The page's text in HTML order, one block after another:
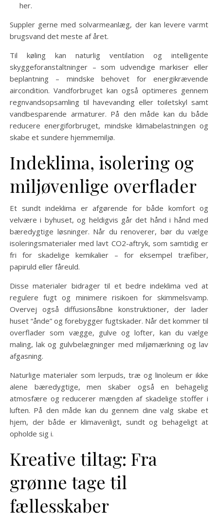
her.
Suppler gerne med solvarmeanlæg, der kan levere varmt
brugsvand det meste af året.
Til køling kan naturlig ventilation og intelligente
skyggeforanstaltninger – som udvendige markiser eller
beplantning – mindske behovet for energikrævende
aircondition. Vandforbruget kan også optimeres gennem
regnvandsopsamling til havevanding eller toiletskyl samt
vandbesparende armaturer. På den måde kan du både
reducere energiforbruget, mindske klimabelastningen og
skabe et sundere hjemmemiljø.
Indeklima, isolering og
miljøvenlige overflader
Et sundt indeklima er afgørende for både komfort og
velvære i byhuset, og heldigvis går det hånd i hånd med
bæredygtige løsninger. Når du renoverer, bør du vælge
isoleringsmaterialer med lavt CO2-aftryk, som samtidig er
fri for skadelige kemikalier – for eksempel træfiber,
papiruld eller fåreuld.
Disse materialer bidrager til et bedre indeklima ved at
regulere fugt og minimere risikoen for skimmelsvamp.
Overvej også diffusionsåbne konstruktioner, der lader
huset “ånde” og forebygger fugtskader. Når det kommer til
overflader som vægge, gulve og lofter, kan du vælge
maling, lak og gulvbelægninger med miljømærkning og lav
afgasning.
Naturlige materialer som lerpuds, træ og linoleum er ikke
alene bæredygtige, men skaber også en behagelig
atmosfære og reducerer mængden af skadelige stoffer i
luften. På den måde kan du gennem dine valg skabe et
hjem, der både er klimavenligt, sundt og behageligt at
opholde sig i.
Kreative tiltag: Fra
grønne tage til
fællesskaber